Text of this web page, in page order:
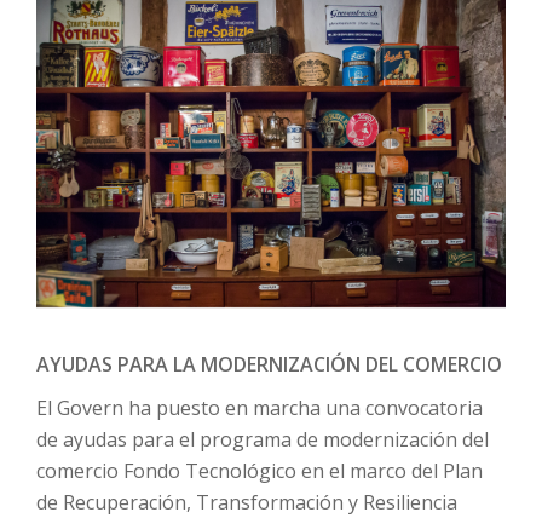
AYUDAS PARA LA MODERNIZACIÓN DEL COMERCIO
El Govern ha puesto en marcha una convocatoria
de ayudas para el programa de modernización del
comercio Fondo Tecnológico en el marco del Plan
de Recuperación, Transformación y Resiliencia